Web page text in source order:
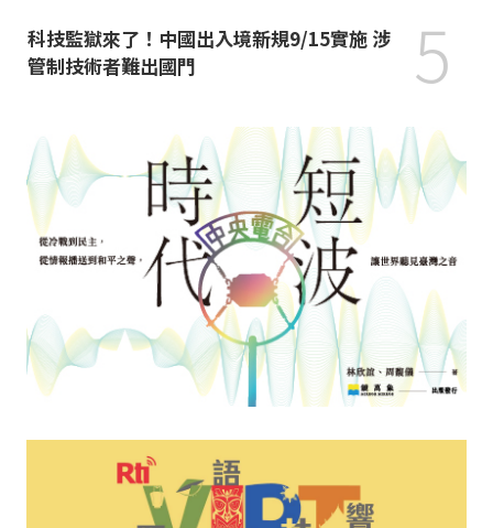
科技監獄來了！中國出入境新規9/15實施 涉
管制技術者難出國門
5